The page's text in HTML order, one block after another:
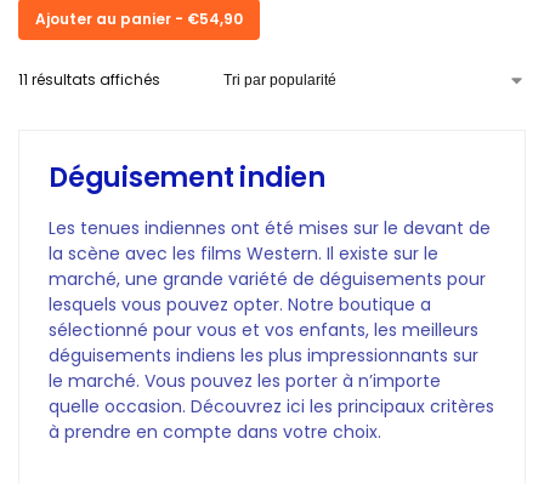
Ajouter au panier - €54,90
11 résultats affichés
Déguisement indien
Les tenues indiennes ont été mises sur le devant de
la scène avec les films Western. Il existe sur le
marché, une grande variété de déguisements pour
lesquels vous pouvez opter. Notre boutique a
sélectionné pour vous et vos enfants, les meilleurs
déguisements indiens les plus impressionnants sur
le marché. Vous pouvez les porter à n’importe
quelle occasion. Découvrez ici les principaux critères
à prendre en compte dans votre choix.